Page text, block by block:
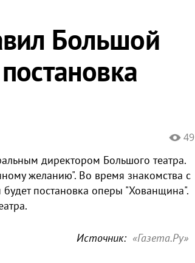
Большой
49
директором Большого театра.
желанию". Во время знакомства с
постановка оперы "Хованщина".
Источник: «Газета.Ру»